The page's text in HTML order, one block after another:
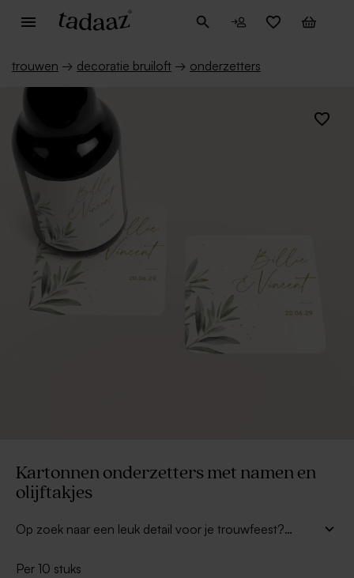
trouwen → decoratie bruiloft → onderzetters
Kartonnen onderzetters met namen en
olijftakjes
Op zoek naar een leuk detail voor je trouwfeest?
olijftakjes met jullie namen en de datum
Per 10 stuks